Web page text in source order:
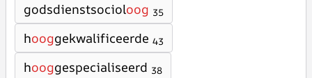
godsdienstsocioloog 35
hooggekwalificeerde 43
hooggespecialiseerd 38